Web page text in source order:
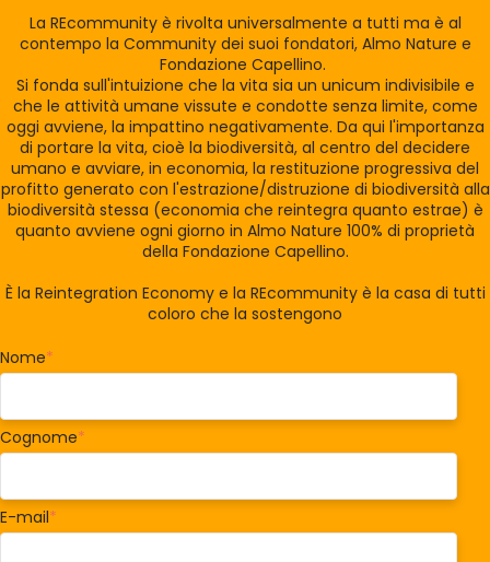
La REcommunity è rivolta universalmente a tutti ma è al
contempo la Community dei suoi fondatori, Almo Nature e
Fondazione Capellino.
Si fonda sull'intuizione che la vita sia un unicum indivisibile e
che le attività umane vissute e condotte senza limite, come
oggi avviene, la impattino negativamente. Da qui l'importanza
di portare la vita, cioè la biodiversità, al centro del decidere
umano e avviare, in economia, la restituzione progressiva del
profitto generato con l'estrazione/distruzione di biodiversità alla
biodiversità stessa (economia che reintegra quanto estrae) è
quanto avviene ogni giorno in Almo Nature 100% di proprietà
della Fondazione Capellino.
È la Reintegration Economy e la REcommunity è la casa di tutti
coloro che la sostengono
Nome*
Cognome*
E-mail*